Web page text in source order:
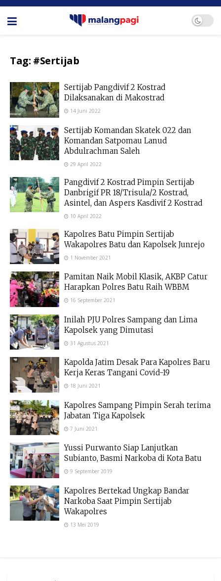
Tag: #Sertijab
Sertijab Pangdivif 2 Kostrad
Dilaksanakan di Makostrad
14 Juni 2022
Sertijab Komandan Skatek 022 dan
Komandan Satpomau Lanud
Abdulrachman Saleh
29 April 2022
Pangdivif 2 Kostrad Pimpin Sertijab
Danbrigif PR 18/Trisula/2 Kostrad,
Asintel, dan Aspers Kasdivif 2 Kostrad
10 April 2022
Kapolres Batu Pimpin Sertijab
Wakapolres Batu dan Kapolsek Junrejo
1 November 2021
Pamitan Naik Mobil Klasik, AKBP Catur
Harapkan Polres Batu Raih WBBM
16 September 2021
Inilah PJU Polres Sampang dan Lima
Kapolsek yang Dimutasi
31 Agustus 2021
Kapolda Jatim Desak Para Kapolres Baru
Kerja Keras Tangani Covid-19
18 Juni 2021
Kapolres Sampang Pimpin Serah terima
Jabatan Tiga Kapolsek
7 Juni 2021
Yussi Purwanto Siap Lanjutkan
Subianto, Basmi Narkoba di Kota Batu
9 September 2019
Kapolres Bertekad Ungkap Bandar
Narkoba Saat Pimpin Sertijab
Wakapolres
13 Mei 2019